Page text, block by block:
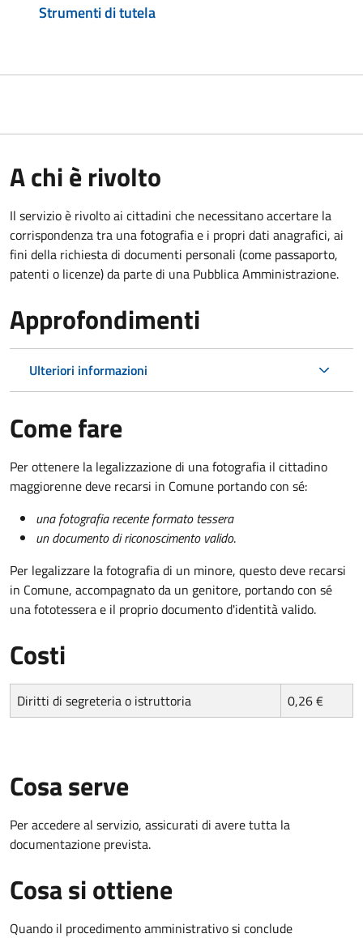
Strumenti di tutela
A chi è rivolto
Il servizio è rivolto ai cittadini che necessitano accertare la
corrispondenza tra una fotografia e i propri dati anagrafici, ai
fini della richiesta di documenti personali (come passaporto,
patenti o licenze) da parte di una Pubblica Amministrazione.
Approfondimenti
Ulteriori informazioni
Come fare
Per ottenere la legalizzazione di una fotografia il cittadino
maggiorenne deve recarsi in Comune portando con sé:
una fotografia recente formato tessera
un documento di riconoscimento valido.
Per legalizzare la fotografia di un minore, questo deve recarsi
in Comune, accompagnato da un genitore, portando con sé
una fototessera e il proprio documento d'identità valido.
Costi
Diritti di segreteria o istruttoria 0,26 €
Cosa serve
Per accedere al servizio, assicurati di avere tutta la
documentazione prevista.
Cosa si ottiene
Quando il procedimento amministrativo si conclude